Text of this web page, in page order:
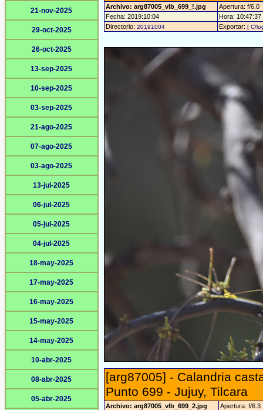
21-nov-2025
29-oct-2025
26-oct-2025
13-sep-2025
10-sep-2025
03-sep-2025
21-ago-2025
07-ago-2025
03-ago-2025
13-jul-2025
06-jul-2025
05-jul-2025
04-jul-2025
18-may-2025
17-may-2025
16-may-2025
15-may-2025
14-may-2025
10-abr-2025
08-abr-2025
05-abr-2025
Archivo: arg87005_vlb_699_!.jpg
Apertura: f/6.0
Fecha: 2019:10:04
Hora:
Directorio: 20191004 Exportar: [ C/
[arg87005] - Calandria
Punto 699 - Jujuy, Tilcara
Archivo: arg87005_vlb_699_2.jpg
Apertura: f/6.3